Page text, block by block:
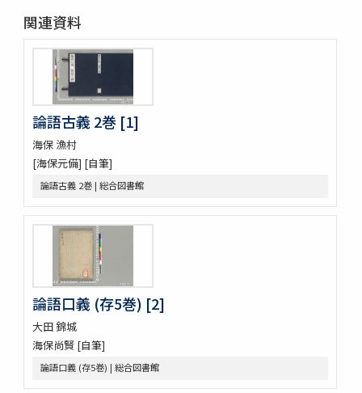
天地萬物造化論
新刻増校切用正音郷談雜字大全 2巻 (存1巻)
黍稷稲粱辧
松の落葉 (存4巻)
節用集 2巻
倭意三百首
愚管鈔 7巻
尚書 13巻
懐風藻
摩訶般若波羅蜜經 30巻 (存5巻)
六根清浄大祓 . 神道大意
ますかゝみ 17巻
信長記 15巻
建礼門院右京大夫家集 2巻
三國佛法傳通縁起 3巻
列子鬳齋口義 2巻
をみなへし 3巻
鴨長明方丈記之抄
なくさみ草 8巻
関連資料
論語古義 2巻 [1]
海保 漁村
[海保元備] [自筆]
論語古義 2巻 | 総合図書館
論語口義 (存5巻) [2]
大田 錦城
海保尚賢 [自筆]
論語口義 (存5巻) | 総合図書館